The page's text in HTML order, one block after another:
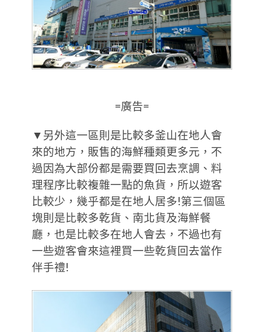
=廣告=
▼另外這一區則是比較多釜山在地人會
來的地方，販售的海鮮種類更多元，不
過因為大部份都是需要買回去烹調、料
理程序比較複雜一點的魚貨，所以遊客
比較少，幾乎都是在地人居多!第三個區
塊則是比較多乾貨、南北貨及海鮮餐
廳，也是比較多在地人會去，不過也有
一些遊客會來這裡買一些乾貨回去當作
伴手禮!